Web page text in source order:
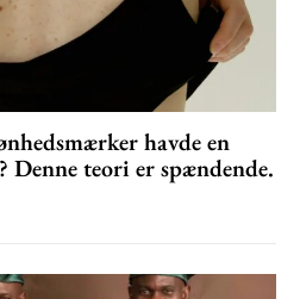
havde en
teori er spændende.